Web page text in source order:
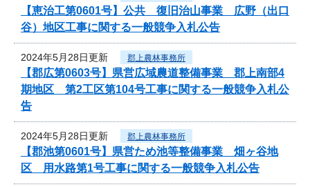
【恵治工第0601号】公共 復旧治山事業 広野（出口
谷）地区工事に関する一般競争入札公告
2024年5月28日更新 郡上農林事務所
【郡広第0603号】県営広域農道整備事業 郡上南部4
期地区 第2工区第104号工事に関する一般競争入札公
告
2024年5月28日更新 郡上農林事務所
【郡池第0601号】県営ため池等整備事業 畑ヶ谷地
区 用水路第1号工事に関する一般競争入札公告